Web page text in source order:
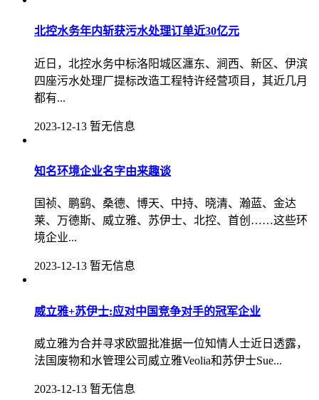
北控水务年内斩获污水处理订单近30亿元
近日，北控水务中标洛阳城区瀍东、涧西、新区、伊滨
四座污水处理厂提标改造工程特许经营项目，其近几月
都有...
2023-12-13 暂无信息
知名环境企业名字由来趣谈
国祯、鹏鹞、桑德、博天、中持、晓清、瀚蓝、金达
莱、万德斯、威立雅、苏伊士、北控、首创……这些环
境企业...
2023-12-13 暂无信息
威立雅+苏伊士:应对中国竞争对手的冠军企业
威立雅为合并寻求欧盟批准据一位知情人士近日透露，
法国废物和水管理公司威立雅Veolia和苏伊士Sue...
2023-12-13 暂无信息